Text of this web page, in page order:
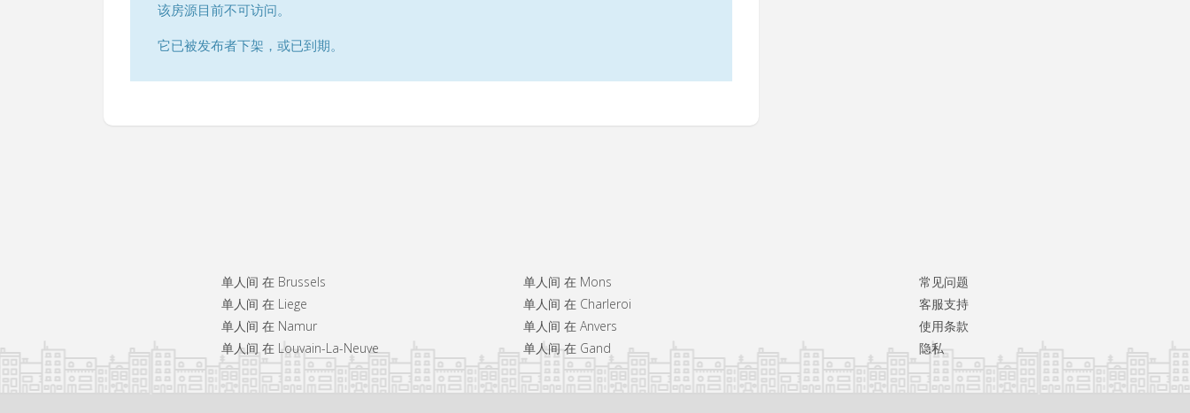
该房源目前不可访问。
它已被发布者下架，或已到期。
单人间 在 Brussels
单人间 在 Liege
单人间 在 Namur
单人间 在 Louvain-La-Neuve
单人间 在 Mons
单人间 在 Charleroi
单人间 在 Anvers
单人间 在 Gand
常见问题
客服支持
使用条款
隐私